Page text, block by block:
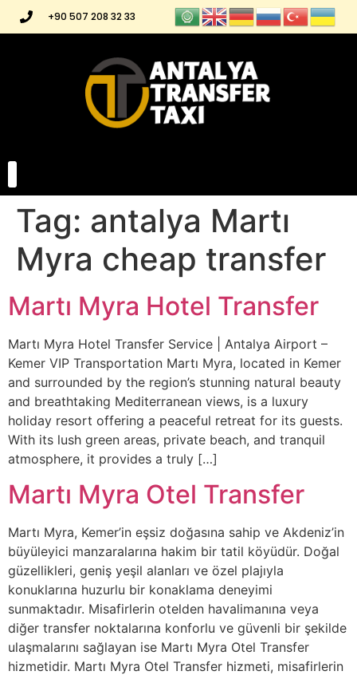
+90 507 208 32 33
Tag: antalya Martı
Myra cheap transfer
Martı Myra Hotel Transfer
Martı Myra Hotel Transfer Service | Antalya Airport –
Kemer VIP Transportation Martı Myra, located in Kemer
and surrounded by the region’s stunning natural beauty
and breathtaking Mediterranean views, is a luxury
holiday resort offering a peaceful retreat for its guests.
With its lush green areas, private beach, and tranquil
atmosphere, it provides a truly […]
Martı Myra Otel Transfer
Martı Myra, Kemer’in eşsiz doğasına sahip ve Akdeniz’in
büyüleyici manzaralarına hakim bir tatil köyüdür. Doğal
güzellikleri, geniş yeşil alanları ve özel plajıyla
konuklarına huzurlu bir konaklama deneyimi
sunmaktadır. Misafirlerin otelden havalimanına veya
diğer transfer noktalarına konforlu ve güvenli bir şekilde
ulaşmalarını sağlayan ise Martı Myra Otel Transfer
hizmetidir. Martı Myra Otel Transfer hizmeti, misafirlerin